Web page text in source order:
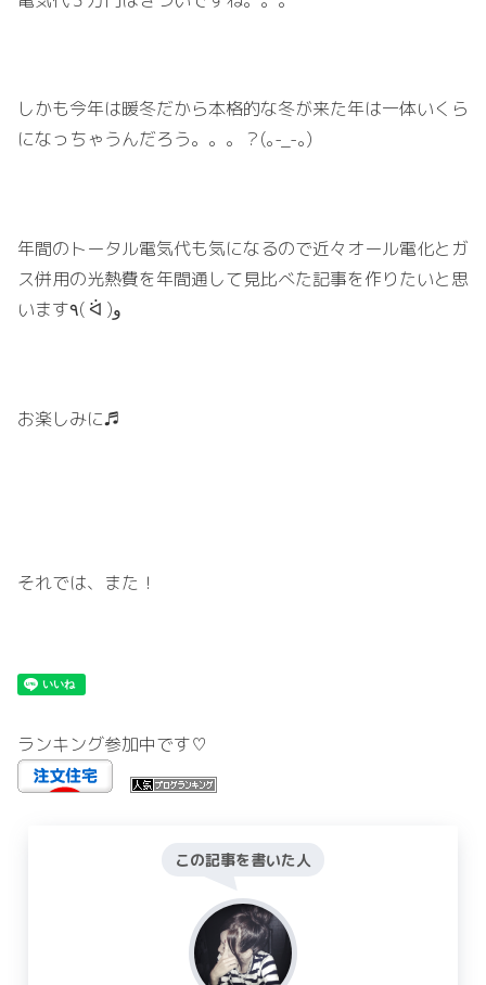
しかも今年は暖冬だから本格的な冬が来た年は一体いくら
になっちゃうんだろう。。。？(｡-_-｡)
年間のトータル電気代も気になるので近々オール電化とガ
ス併用の光熱費を年間通して見比べた記事を作りたいと思
います٩( ᐛ )و
お楽しみに♬
それでは、また！
ランキング参加中です♡
この記事を書いた人